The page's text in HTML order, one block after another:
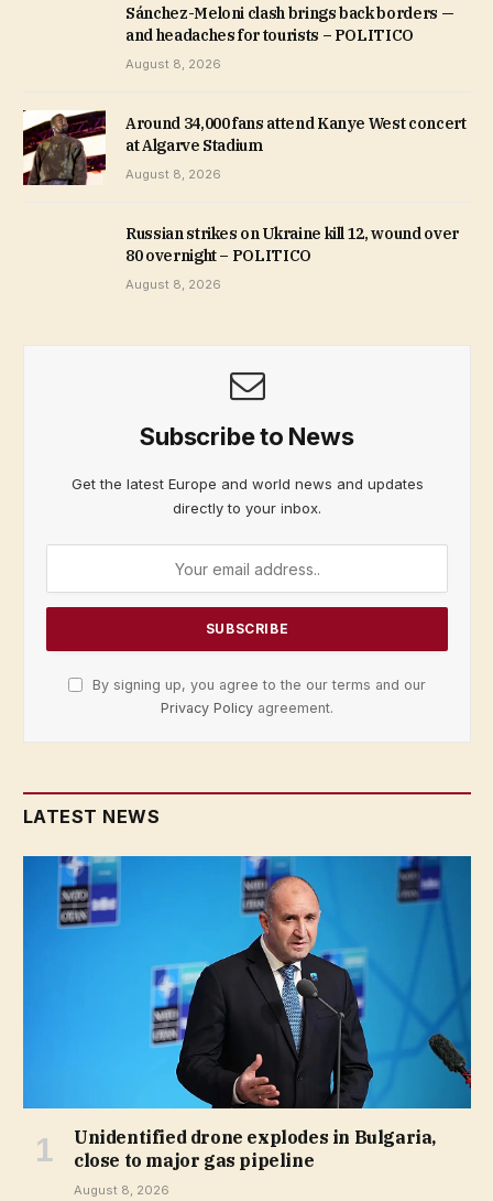
Sánchez-Meloni clash brings back borders —
and headaches for tourists – POLITICO
August 8, 2026
Around 34,000 fans attend Kanye West concert
at Algarve Stadium
August 8, 2026
Russian strikes on Ukraine kill 12, wound over
80 overnight – POLITICO
August 8, 2026
Subscribe to News
Get the latest Europe and world news and updates
directly to your inbox.
By signing up, you agree to the our terms and our
Privacy Policy agreement.
LATEST NEWS
Unidentified drone explodes in Bulgaria,
close to major gas pipeline
August 8, 2026